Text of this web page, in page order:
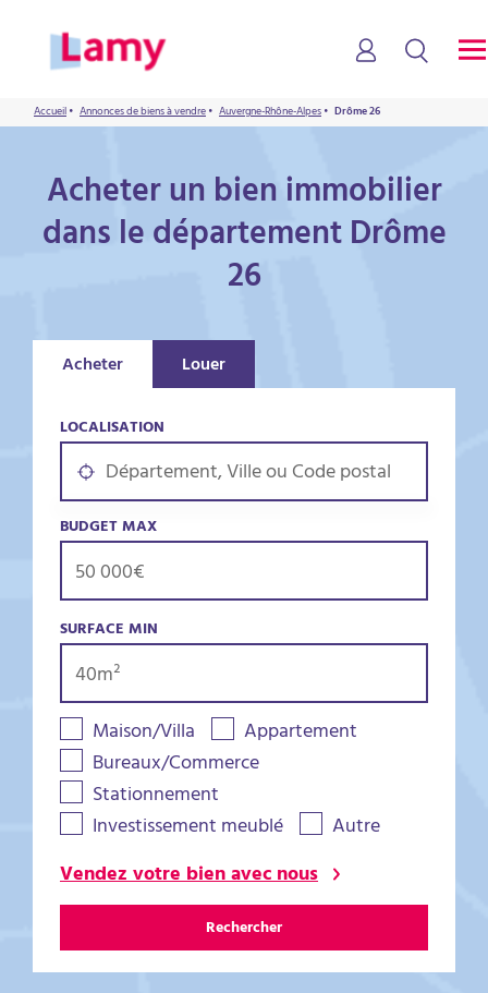
Accueil• Annonces de biens à vendre• Auvergne-Rhône-Alpes• Drôme 26
Acheter un bien immobilier
dans le département Drôme
26
Acheter Louer
LOCALISATION
BUDGET MAX
SURFACE MIN
Maison/Villa
Appartement
Bureaux/Commerce
Stationnement
Investissement meublé
Autre
Vendez votre bien avec nous
Rechercher